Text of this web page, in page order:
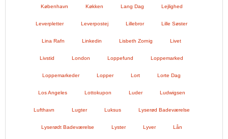
København Køkken Lang Dag Lejlighed
Leverpletter Leverpostej Lillebror Lille Søster
Lina Rafn Linkedin Lisbeth Zornig Livet
Livstid London Loppefund Loppemarked
Loppemarkeder Lopper Lort Lorte Dag
Los Angeles Lottokupon Luder Ludwigsen
Lufthavn Lugter Luksus Lyserød Badeværelse
Lyserødt Badeværelse Lyster Lyver Lån